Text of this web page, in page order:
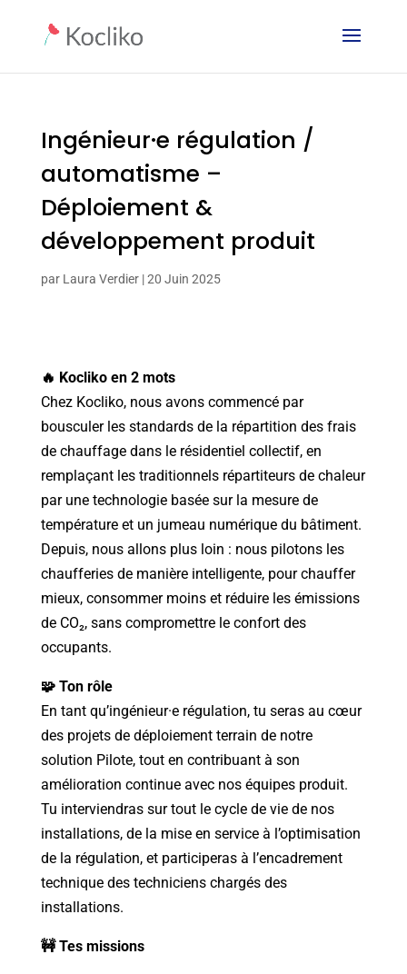
Ingénieur·e régulation /
automatisme –
Déploiement &
développement produit
par Laura Verdier|20 Juin 2025
🔥 Kocliko en 2 mots
Chez Kocliko, nous avons commencé par
bousculer les standards de la répartition des frais
de chauffage dans le résidentiel collectif, en
remplaçant les traditionnels répartiteurs de chaleur
par une technologie basée sur la mesure de
température et un jumeau numérique du bâtiment.
Depuis, nous allons plus loin : nous pilotons les
chaufferies de manière intelligente, pour chauffer
mieux, consommer moins et réduire les émissions
de CO₂, sans compromettre le confort des
occupants.
🧩 Ton rôle
En tant qu’ingénieur·e régulation, tu seras au cœur
des projets de déploiement terrain de notre
solution Pilote, tout en contribuant à son
amélioration continue avec nos équipes produit.
Tu interviendras sur tout le cycle de vie de nos
installations, de la mise en service à l’optimisation
de la régulation, et participeras à l’encadrement
technique des techniciens chargés des
installations.
🚧 Tes missions